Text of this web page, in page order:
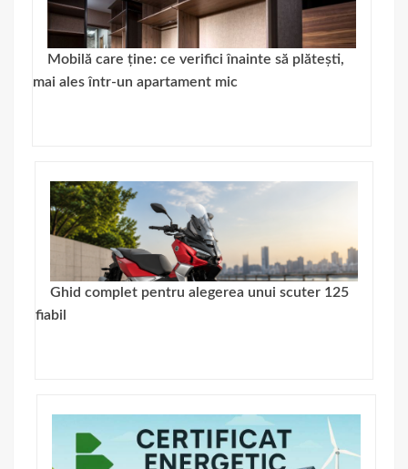
Mobilă care ține: ce verifici înainte să plătești,
mai ales într-un apartament mic
Ghid complet pentru alegerea unui scuter 125
fiabil